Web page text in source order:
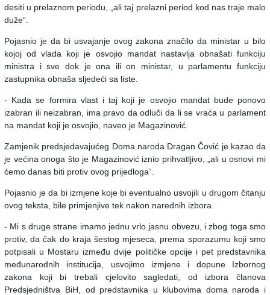
desiti u prelaznom periodu, „ali taj prelazni period kod nas traje malo
duže“.
Pojasnio je da bi usvajanje ovog zakona značilo da ministar u bilo
kojoj od vlada koji je osvojio mandat nastavlja obnašati funkciju
ministra i sve dok je ona ili on ministar, u parlamentu funkciju
zastupnika obnaša sljedeći sa liste.
- Kada se formira vlast i taj koji je osvojio mandat bude ponovo
izabran ili neizabran, ima pravo da odluči da li se vraća u parlament
na mandat koji je osvojio, naveo je Magazinović.
Zamjenik predsjedavajućeg Doma naroda Dragan Čović je kazao da
je većina onoga što je Magazinović iznio prihvatljivo, „ali u osnovi mi
ćemo danas biti protiv ovog prijedloga“.
Pojasnio je da bi izmjene koje bi eventualno usvojili u drugom čitanju
ovog teksta, bile primjenjive tek nakon narednih izbora.
- Mi s druge strane imamo jednu vrlo jasnu obvezu, i zbog toga smo
protiv, da čak do kraja šestog mjeseca, prema sporazumu koji smo
potpisali u Mostaru između dvije političke opcije i pet predstavnika
međunarodnih institucija, usvojimo izmjene i dopune Izbornog
zakona koji bi trebali cjelovito sagledati, od izbora članova
Predsjedništva BiH, od predstavnika u klubovima doma naroda i